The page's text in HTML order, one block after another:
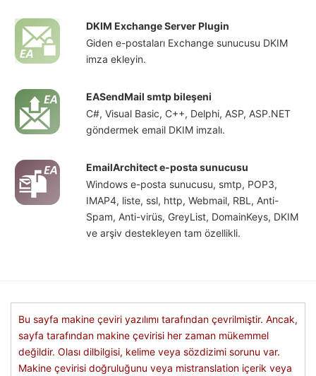
DKIM Exchange Server Plugin
Giden e-postaları Exchange sunucusu DKIM
imza ekleyin.
EASendMail smtp bileşeni
C#, Visual Basic, C++, Delphi, ASP, ASP.NET
göndermek email DKIM imzalı.
EmailArchitect e-posta sunucusu
Windows e-posta sunucusu, smtp, POP3,
IMAP4, liste, ssl, http, Webmail, RBL, Anti-
Spam, Anti-virüs, GreyList, DomainKeys, DKIM
ve arşiv destekleyen tam özellikli.
Bu sayfa makine çeviri yazılımı tarafından çevrilmiştir. Ancak,
sayfa tarafından makine çevirisi her zaman mükemmel
değildir. Olası dilbilgisi, kelime veya sözdizimi sorunu var.
Makine çevirisi doğruluğunu veya mistranslation içerik veya